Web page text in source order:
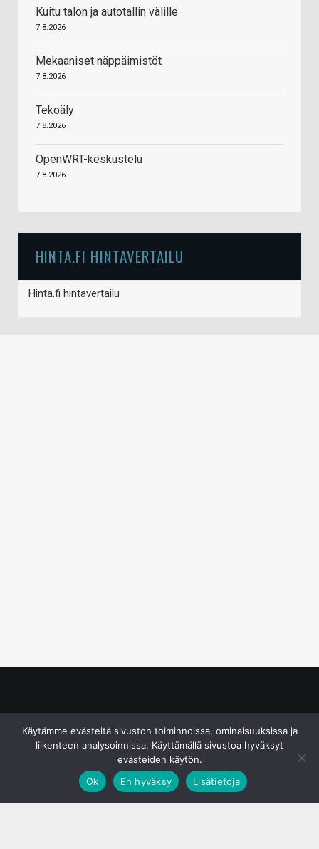
Kuitu talon ja autotallin välille
7.8.2026
Mekaaniset näppäimistöt
7.8.2026
Tekoäly
7.8.2026
OpenWRT-keskustelu
7.8.2026
HINTA.FI HINTAVERTAILU
Hinta.fi hintavertailu
Käytämme evästeitä sivuston toiminnoissa, ominaisuuksissa ja
liikenteen analysoinnissa. Käyttämällä sivustoa hyväksyt
evästeiden käytön.
Ok
En hyväksy Lisätietoja